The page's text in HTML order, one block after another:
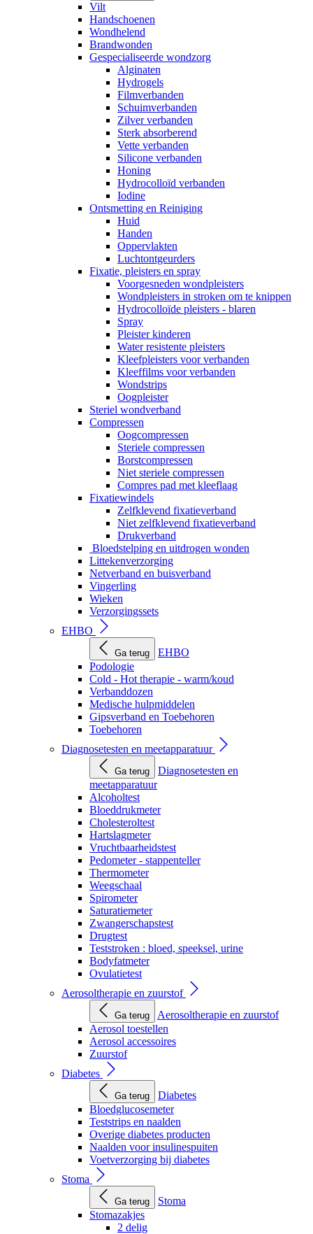
Vilt
Handschoenen
Wondhelend
Brandwonden
Gespecialiseerde wondzorg
Alginaten
Hydrogels
Filmverbanden
Schuimverbanden
Zilver verbanden
Sterk absorberend
Vette verbanden
Silicone verbanden
Honing
Hydrocolloïd verbanden
Iodine
Ontsmetting en Reiniging
Huid
Handen
Oppervlakten
Luchtontgeurders
Fixatie, pleisters en spray
Voorgesneden wondpleisters
Wondpleisters in stroken om te knippen
Hydrocolloïde pleisters - blaren
Spray
Pleister kinderen
Water resistente pleisters
Kleefpleisters voor verbanden
Kleeffilms voor verbanden
Wondstrips
Oogpleister
Steriel wondverband
Compressen
Oogcompressen
Steriele compressen
Borstcompressen
Niet steriele compressen
Compres pad met kleeflaag
Fixatiewindels
Zelfklevend fixatieverband
Niet zelfklevend fixatieverband
Drukverband
Bloedstelping en uitdrogen wonden
Littekenverzorging
Netverband en buisverband
Vingerling
Wieken
Verzorgingssets
EHBO
Ga terug
EHBO
Podologie
Cold - Hot therapie - warm/koud
Verbanddozen
Medische hulpmiddelen
Gipsverband en Toebehoren
Toebehoren
Diagnosetesten en meetapparatuur
Ga terug
Diagnosetesten en
meetapparatuur
Alcoholtest
Bloeddrukmeter
Cholesteroltest
Hartslagmeter
Vruchtbaarheidstest
Pedometer - stappenteller
Thermometer
Weegschaal
Spirometer
Saturatiemeter
Zwangerschapstest
Drugtest
Teststroken : bloed, speeksel, urine
Bodyfatmeter
Ovulatietest
Aerosoltherapie en zuurstof
Ga terug
Aerosoltherapie en zuurstof
Aerosol toestellen
Aerosol accessoires
Zuurstof
Diabetes
Ga terug
Diabetes
Bloedglucosemeter
Teststrips en naalden
Overige diabetes producten
Naalden voor insulinespuiten
Voetverzorging bij diabetes
Stoma
Ga terug
Stoma
Stomazakjes
2 delig